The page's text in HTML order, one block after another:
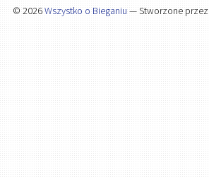
© 2026Wszystko o Bieganiu — Stworzone przez